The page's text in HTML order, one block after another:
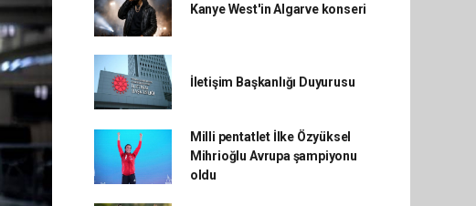
Kanye West'in Algarve konseri
İletişim Başkanlığı Duyurusu
Milli pentatlet İlke Özyüksel
Mihrioğlu Avrupa şampiyonu
oldu